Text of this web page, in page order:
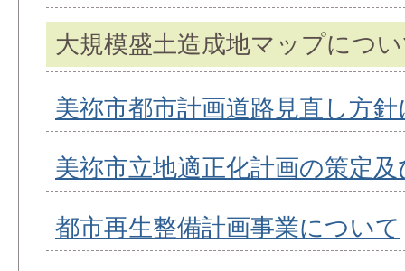
大規模盛土造成地マップにつ
美祢市都市計画道路見直し方
美祢市立地適正化計画の策定
都市再生整備計画事業について